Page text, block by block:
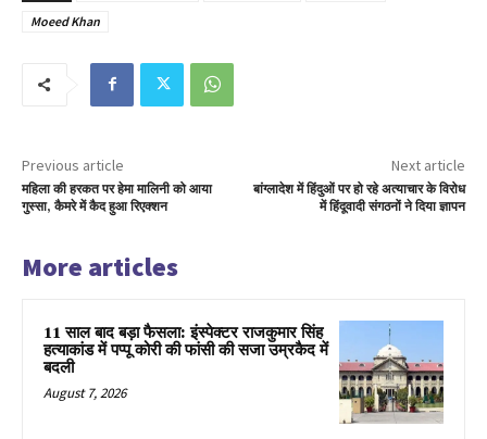
Moeed Khan
Previous article
महिला की हरकत पर हेमा मालिनी को आया
गुस्सा, कैमरे में कैद हुआ रिएक्शन
Next article
बांग्लादेश में हिंदुओं पर हो रहे अत्याचार के विरोध
में हिंदूवादी संगठनों ने दिया ज्ञापन
More articles
11 साल बाद बड़ा फैसला: इंस्पेक्टर राजकुमार सिंह
हत्याकांड में पप्पू कोरी की फांसी की सजा उम्रकैद में
बदली
August 7, 2026